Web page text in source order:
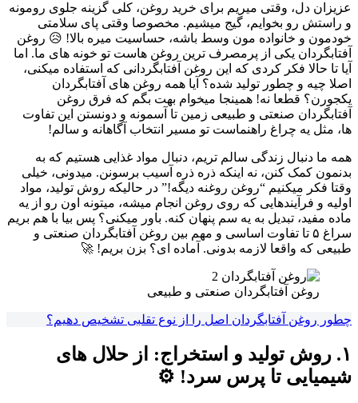
عزیزان دل، وقتی میریم برای خرید روغن، کلی گزینه جلوی رومونه
و راستش رو بخوایم، گیج میشیم. مخصوصا وقتی پای سلامتی
خودمون و خانواده مون وسط باشه، حساسیت میره بالا! 😥 روغن
آفتابگردان یکی از پرمصرف ترین روغن هاست تو خونه های ما. اما
آیا تا حالا فکر کردی که این روغن آفتابگردانی که استفاده میکنی،
اصلا چیه و چطور تولید شده؟ آیا همه روغن های آفتابگردان
یکجورن؟ قطعا نه! همینجا میخوام بهت بگم که فرق روغن
آفتابگردان صنعتی و طبیعی زمین تا آسمونه و دونستن این تفاوت
ها، مثل یه چراغ راهنماست تو مسیر انتخاب آگاهانه و سالم!
همه ما دنبال زندگی سالم تریم، دنبال مواد غذایی هستیم که به
بدنمون کمک کنن، نه اینکه ذره ذره آسیب برسونن. میدونی، خیلی
وقتا فکر میکنیم “روغن روغنه دیگه!” در حالیکه روش تولید، مواد
اولیه و فرآیندهایی که روی روغن انجام میشه، میتونه اون رو از یه
ماده مفید، تبدیل به یه سم پنهان کنه. باور میکنی؟ پس بیا با هم بریم
سراغ ۵ تا تفاوت اساسی و مهم بین روغن آفتابگردان صنعتی و
طبیعی که واقعا لازمه بدونی. آماده ای؟ بزن بریم! 🚀
روغن آفتابگردان صنعتی و طبیعی
چطور روغن آفتابگردان اصل را از نوع تقلبی تشخیص دهیم؟
۱. روش تولید و استخراج: از حلال های
شیمیایی تا پرس سرد! ⚙️